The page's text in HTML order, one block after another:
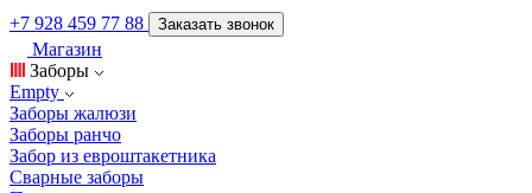
+7 928 459 77 88 Заказать звонок
Магазин
Заборы
Empty
Заборы жалюзи
Заборы ранчо
Забор из евроштакетника
Сварные заборы